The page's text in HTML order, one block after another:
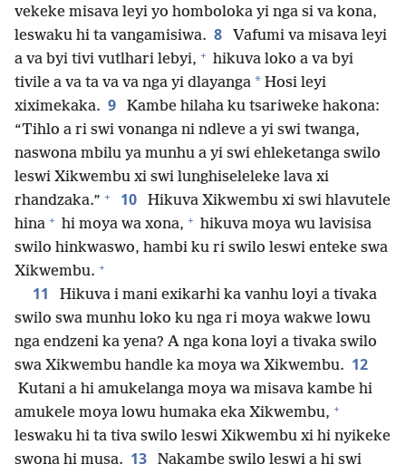
vekeke misava leyi yo homboloka yi nga si va kona,
leswaku hi ta vangamisiwa. 8
Vafumi va misava leyi
a va byi tivi vutlhari lebyi, + hikuva loko a va byi
tivile a va ta va va nga yi dlayanga * Hosi leyi
xiximekaka. 9
Kambe hilaha ku tsariweke hakona:
“Tihlo a ri swi vonanga ni ndleve a yi swi twanga,
naswona mbilu ya munhu a yi swi ehleketanga swilo
leswi Xikwembu xi swi lunghiseleleke lava xi
rhandzaka.” + 10
Hikuva Xikwembu xi swi hlavutele
hina + hi moya wa xona, + hikuva moya wu lavisisa
swilo hinkwaswo, hambi ku ri swilo leswi enteke swa
Xikwembu. +
11
Hikuva i mani exikarhi ka vanhu loyi a tivaka
swilo swa munhu loko ku nga ri moya wakwe lowu
nga endzeni ka yena? A nga kona loyi a tivaka swilo
swa Xikwembu handle ka moya wa Xikwembu. 12
Kutani a hi amukelanga moya wa misava kambe hi
amukele moya lowu humaka eka Xikwembu, +
leswaku hi ta tiva swilo leswi Xikwembu xi hi nyikeke
swona hi musa. 13
Nakambe swilo leswi a hi swi